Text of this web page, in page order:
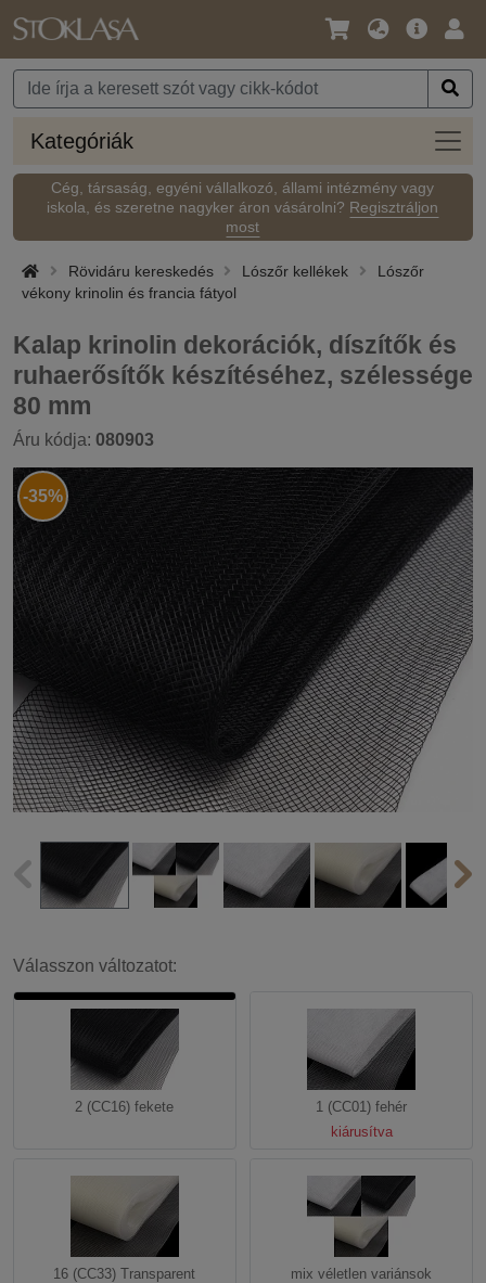
Nyelv
Pénznem
Fő
Kategóriák
Cég, társaság, egyéni vállalkozó, állami intézmény vagy
iskola, és szeretne nagyker áron vásárolni? Regisztráljon
most
Rövidáru kereskedés Lószőr kellékek
Lószőr
vékony krinolin és francia fátyol
Kalap krinolin dekorációk, díszítők és
ruhaerősítők készítéséhez, szélessége
80 mm
Áru kódja: 080903
-35%
Válasszon változatot:
2 (CC16) fekete
1 (CC01) fehér
kiárusítva
16 (CC33) Transparent
mix véletlen variánsok